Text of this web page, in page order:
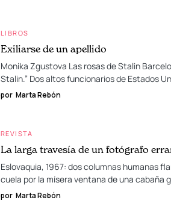
LIBROS
Exiliarse de un apellido
Monika Zgustova Las rosas de Stalin
Stalin.” Dos altos funcionarios de Estados
por Marta Rebón
REVISTA
La larga travesía de un fotógrafo
Eslovaquia, 1967: dos columnas humanas
cuela por la mísera ventana de una cabaña
por Marta Rebón